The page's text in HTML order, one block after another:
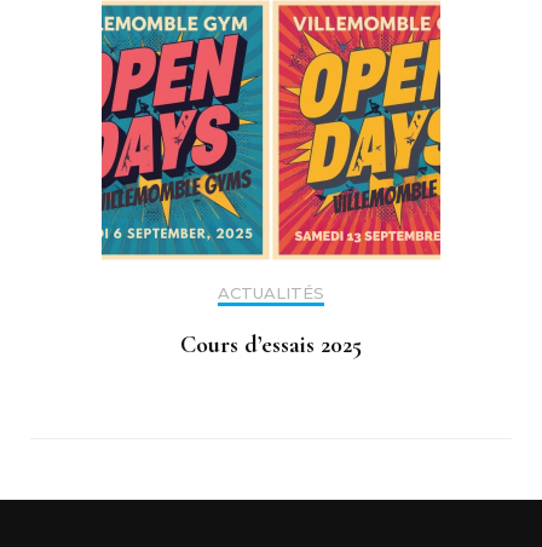
ACTUALITÉS
Cours d’essais 2025